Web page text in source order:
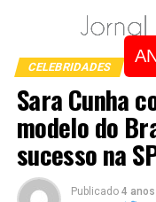
CELEBRIDADES
Sara Cunha
modelo do
sucesso na
Publicado 4